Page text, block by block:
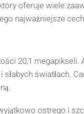
oferuje wiele
najważniejsze
20,1
światłach.
ostrego i